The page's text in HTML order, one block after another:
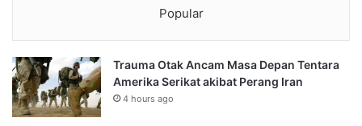
Popular
Trauma Otak Ancam Masa Depan Tentara
Amerika Serikat akibat Perang Iran
4 hours ago